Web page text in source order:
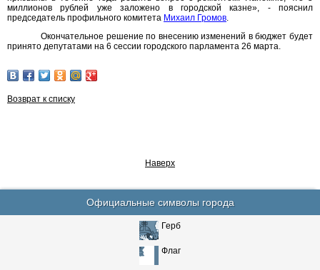
миллионов рублей уже заложено в городской казне», - пояснил
председатель профильного комитета Михаил Громов.
Окончательное решение по внесению изменений в бюджет будет
принято депутатами на 6 сессии городского парламента 26 марта.
Возврат к списку
Наверх
Официальные символы города
Герб
Флаг